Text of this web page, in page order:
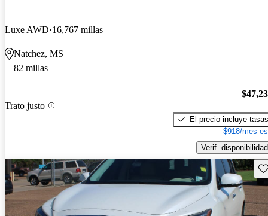
Luxe AWD 16,767 millas
Natchez, MS
82 millas
Trato justo
El precio incluye tasas
$918/mes
Verif. disponibilidad